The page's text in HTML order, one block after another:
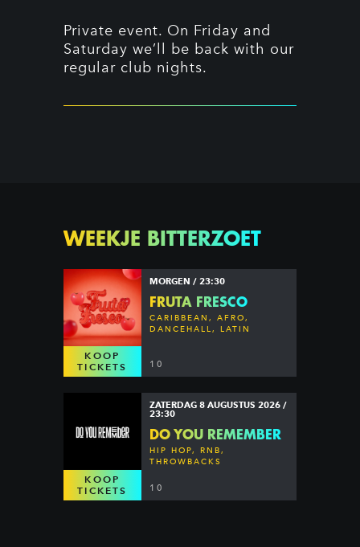
Private event. On Friday and
Saturday we’ll be back with our
regular club nights.
WEEKJE BITTERZOET
KOOP
TICKETS
MORGEN / 23:30
FRUTA FRESCO
CARIBBEAN, AFRO,
DANCEHALL, LATIN
10
KOOP
TICKETS
ZATERDAG 8 AUGUSTUS 2026 /
23:30
DO YOU REMEMBER
HIP HOP, RNB,
THROWBACKS
10